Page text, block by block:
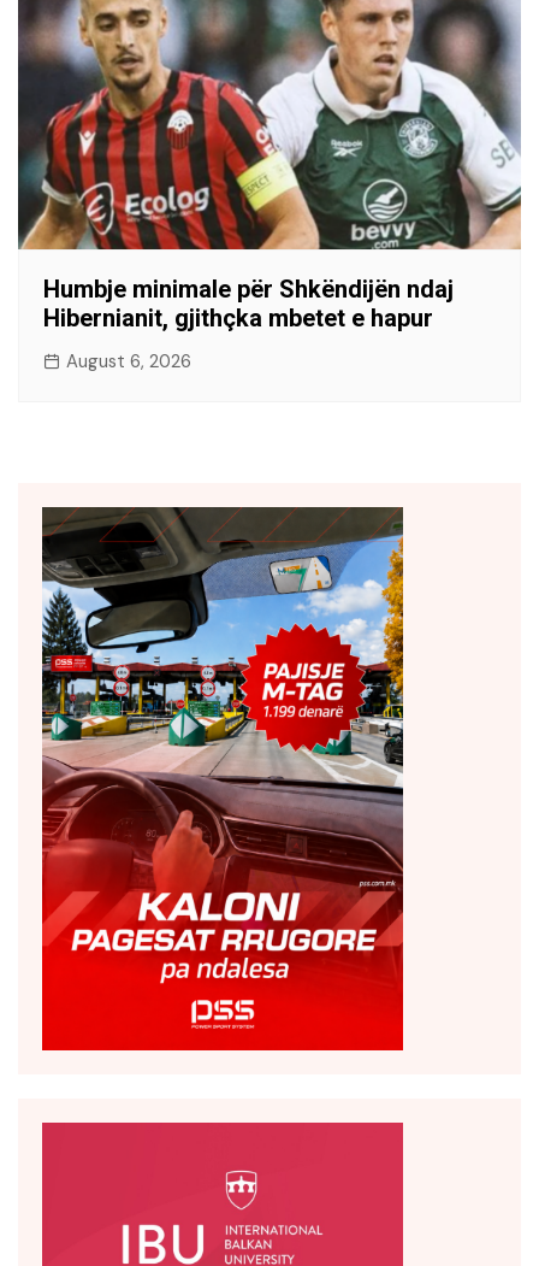
Humbje minimale për Shkëndijën ndaj
Hibernianit, gjithçka mbetet e hapur
August 6, 2026